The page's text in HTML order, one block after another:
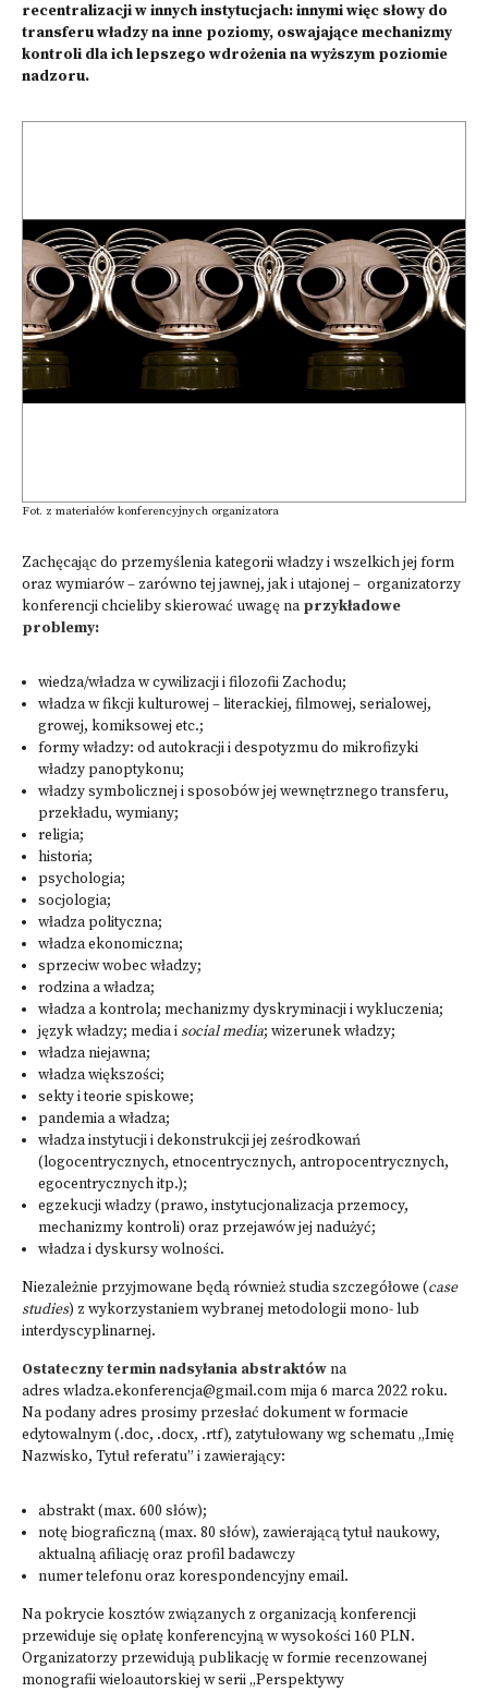
recentralizacji w innych instytucjach: innymi więc słowy do
transferu władzy na inne poziomy, oswajające mechanizmy
kontroli dla ich lepszego wdrożenia na wyższym poziomie
nadzoru.
Fot. z materiałów konferencyjnych organizatora
Zachęcając do przemyślenia kategorii władzy i wszelkich jej form
oraz wymiarów – zarówno tej jawnej, jak i utajonej – organizatorzy
konferencji chcieliby skierować uwagę na przykładowe
problemy:
wiedza/władza w cywilizacji i filozofii Zachodu;
władza w fikcji kulturowej – literackiej, filmowej, serialowej,
growej, komiksowej etc.;
formy władzy: od autokracji i despotyzmu do mikrofizyki
władzy panoptykonu;
władzy symbolicznej i sposobów jej wewnętrznego transferu,
przekładu, wymiany;
religia;
historia;
psychologia;
socjologia;
władza polityczna;
władza ekonomiczna;
sprzeciw wobec władzy;
rodzina a władza;
władza a kontrola; mechanizmy dyskryminacji i wykluczenia;
język władzy; media isocial media; wizerunek władzy;
władza niejawna;
władza większości;
sekty i teorie spiskowe;
pandemia a władza;
władza instytucji i dekonstrukcji jej ześrodkowań
(logocentrycznych, etnocentrycznych, antropocentrycznych,
egocentrycznych itp.);
egzekucji władzy (prawo, instytucjonalizacja przemocy,
mechanizmy kontroli) oraz przejawów jej nadużyć;
władza i dyskursy wolności.
Niezależnie przyjmowane będą również studia szczegółowe (case
studies) z wykorzystaniem wybranej metodologii mono- lub
interdyscyplinarnej.
Ostateczny termin nadsyłania abstraktówna
adres wladza.ekonferencja@gmail.commija 6 marca 2022 roku.
Na podany adres prosimy przesłać dokument w formacie
edytowalnym (.doc, .docx, .rtf), zatytułowany wg schematu „Imię
Nazwisko, Tytuł referatu” i zawierający:
abstrakt (max. 600 słów);
notę biograficzną (max. 80 słów), zawierającą tytuł naukowy,
aktualną afiliację oraz profil badawczy
numer telefonu oraz korespondencyjny email.
Na pokrycie kosztów związanych z organizacją konferencji
przewiduje się opłatę konferencyjną w wysokości 160 PLN.
Organizatorzy przewidują publikację w formie recenzowanej
monografii wieloautorskiej w serii „Perspektywy